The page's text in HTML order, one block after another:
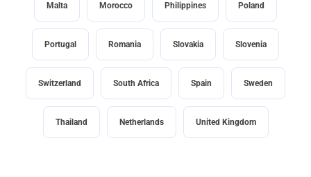
Malta Morocco Philippines Poland
Portugal Romania Slovakia Slovenia
Switzerland South Africa Spain Sweden
Thailand Netherlands United Kingdom